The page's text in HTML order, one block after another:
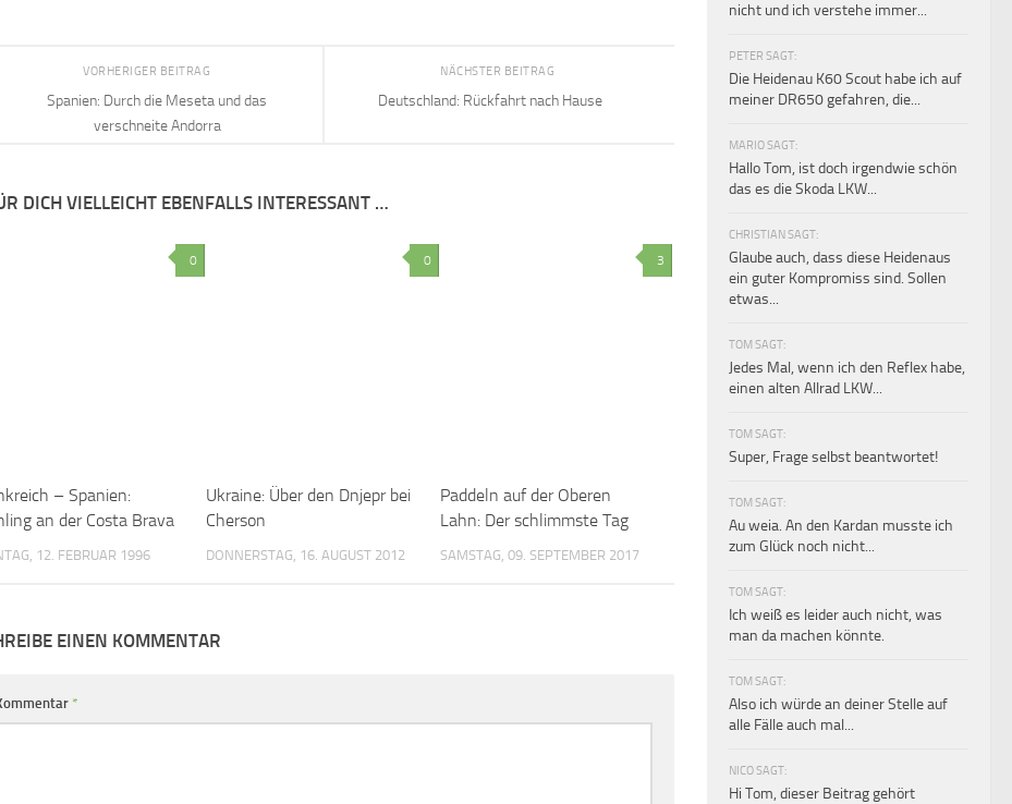
NÄCHSTER BEITRAG
Deutschland: Rückfahrt nach Hause
VORHERIGER BEITRAG
Spanien: Durch die Meseta und das
verschneite Andorra
DICH VIELLEICHT EBENFALLS INTERESSANT …
0
– Spanien:
an der Costa Brava
12. FEBRUAR 1996
0
Ukraine: Über den Dnjepr bei
Cherson
DONNERSTAG, 16. AUGUST 2012
3
Paddeln auf der Oberen
Lahn: Der schlimmste Tag
SAMSTAG, 09. SEPTEMBER 2017
EINEN KOMMENTAR
*
nicht und ich verstehe immer...
PETER SAGT:
Die Heidenau K60 Scout habe ich auf
meiner DR650 gefahren, die...
MARIO SAGT:
Hallo Tom, ist doch irgendwie schön
das es die Skoda LKW...
CHRISTIAN SAGT:
Glaube auch, dass diese Heidenaus
ein guter Kompromiss sind. Sollen
etwas...
TOM SAGT:
Jedes Mal, wenn ich den Reflex habe,
einen alten Allrad LKW...
TOM SAGT:
Super, Frage selbst beantwortet!
TOM SAGT:
Au weia. An den Kardan musste ich
zum Glück noch nicht...
TOM SAGT:
Ich weiß es leider auch nicht, was
man da machen könnte.
TOM SAGT:
Also ich würde an deiner Stelle auf
alle Fälle auch mal...
NICO SAGT:
Hi Tom, dieser Beitrag gehört